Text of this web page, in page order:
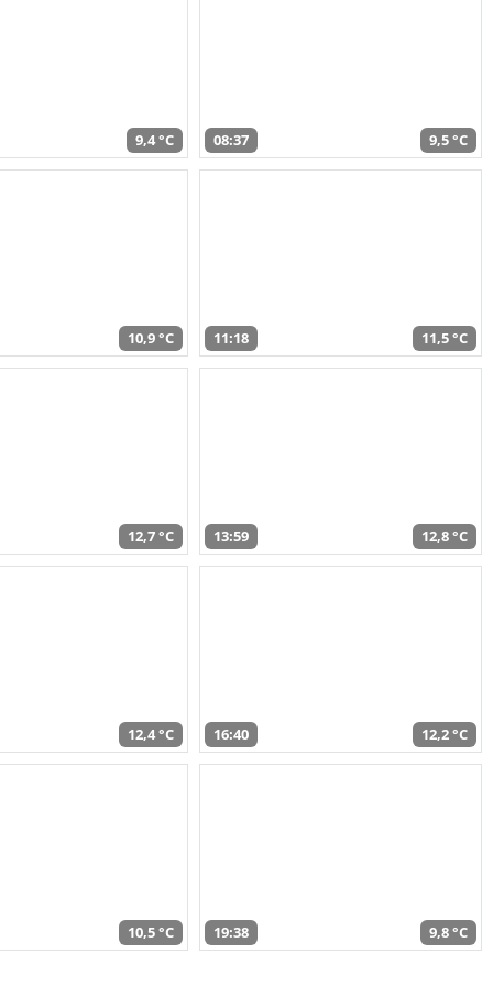
9,4 °C 08:37 9,5 °C
10,9 °C 11:18 11,5 °C
12,7 °C 13:59 12,8 °C
12,4 °C 16:40 12,2 °C
10,5 °C 19:38 9,8 °C